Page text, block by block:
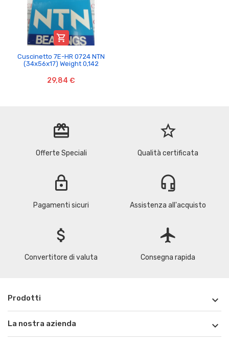

Cuscinetto 7E-HR 0724 NTN
(34x56x17) Weight 0,142
29,84 €
redeem
Offerte Speciali
star_border
Qualità certificata
lock
Pagamenti sicuri
headset_mic
Assistenza all'acquisto
attach_money
Convertitore di valuta
flight
Consegna rapida
Prodotti 
La nostra azienda 